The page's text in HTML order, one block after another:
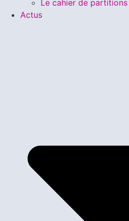
Le cahier de partitions
Actus